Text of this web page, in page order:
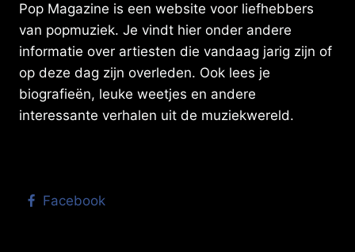
Pop Magazine is een website voor liefhebbers
van popmuziek. Je vindt hier onder andere
informatie over artiesten die vandaag jarig zijn of
op deze dag zijn overleden. Ook lees je
biografieën, leuke weetjes en andere
interessante verhalen uit de muziekwereld.
Facebook